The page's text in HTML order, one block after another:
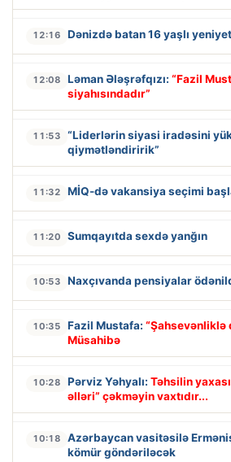
12:16 Dənizdə batan 16 yaşlı
12:08 Ləman Ələşrəfqızı: “Fazil
siyahısındadır”
11:53
“Liderlərin siyasi iradəsini
qiymətləndiririk”
11:32 MİQ-də vakansiya seçimi
11:20 Sumqayıtda sexdə yanğın
10:53 Naxçıvanda pensiyalar
10:35 Fazil Mustafa: “Şahsevənliklə
Müsahibə
10:28 Pərviz Yəhyalı: Təhsilin
əlləri” çəkməyin vaxtıdır...
10:18
Azərbaycan vasitəsilə
kömür göndəriləcək